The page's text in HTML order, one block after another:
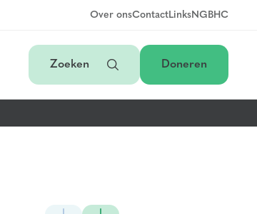
Over onsContactLinksNGBHC
Zoeken Doneren